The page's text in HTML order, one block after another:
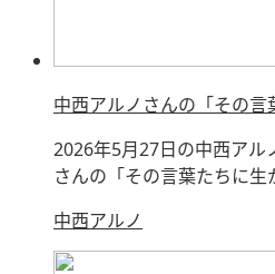
中西アルノさんの「その言
2026年5月27日の中西アル
さんの「その言葉たちに生
中西アルノ